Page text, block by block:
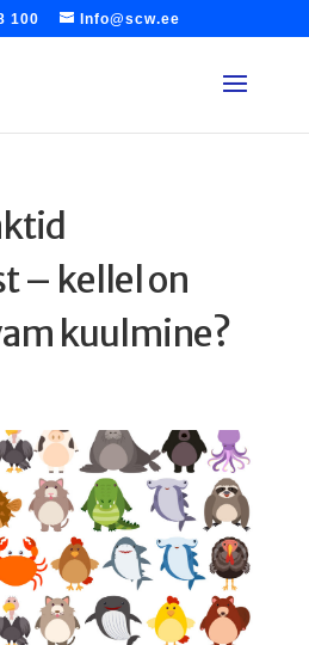
100 Info@scw.ee
– kellel on
kuulmine?